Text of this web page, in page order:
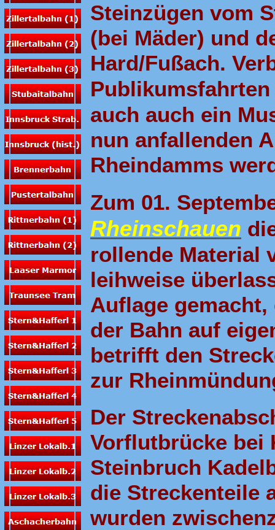
Steinzügen vom
(bei Mäder) und
Hard/Fußach.
auch auch ein
nun anfallenden
Rheindamms
Zum 01.
Rheinschauen
rollende Material
leihweise
Auflage
der Bahn auf
betrifft den
zur
Der
Vorflutbrücke bei
Steinbruch
die Streckenteile
wurden